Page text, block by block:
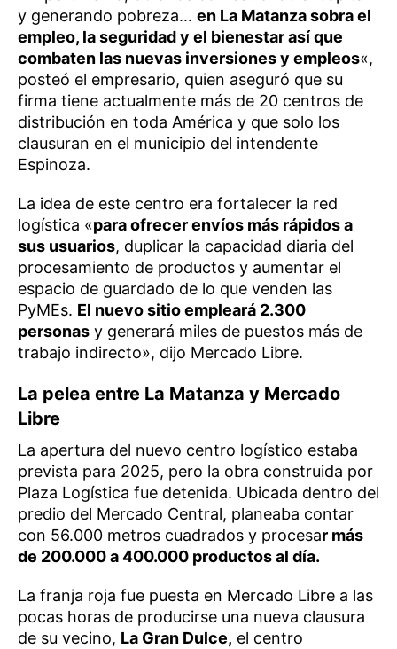
y generando pobreza… en La Matanza sobra el
empleo, la seguridad y el bienestar así que
combaten las nuevas inversiones y empleos«,
posteó el empresario, quien aseguró que su
firma tiene actualmente más de 20 centros de
distribución en toda América y que solo los
clausuran en el municipio del intendente
Espinoza.
La idea de este centro era fortalecer la red
logística «para ofrecer envíos más rápidos a
sus usuarios, duplicar la capacidad diaria del
procesamiento de productos y aumentar el
espacio de guardado de lo que venden las
PyMEs. El nuevo sitio empleará 2.300
personas y generará miles de puestos más de
trabajo indirecto», dijo Mercado Libre.
La pelea entre La Matanza y Mercado
Libre
La apertura del nuevo centro logístico estaba
prevista para 2025, pero la obra construida por
Plaza Logística fue detenida. Ubicada dentro del
predio del Mercado Central, planeaba contar
con 56.000 metros cuadrados y procesar más
de 200.000 a 400.000 productos al día.
La franja roja fue puesta en Mercado Libre a las
pocas horas de producirse una nueva clausura
de su vecino, La Gran Dulce, el centro